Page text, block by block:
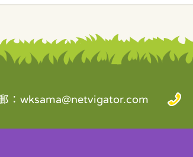
： wksama@netvigator.com